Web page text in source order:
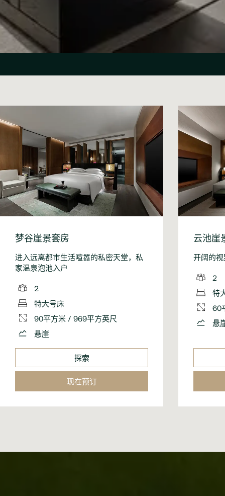
梦谷崖景套房
进入远离都市生活喧嚣的私密天堂，私
家温泉泡池入户
2
特大号床
90平方米 / 969平方英尺
悬崖
探索
现在预订
云池崖
开阔的
2
特
60
悬